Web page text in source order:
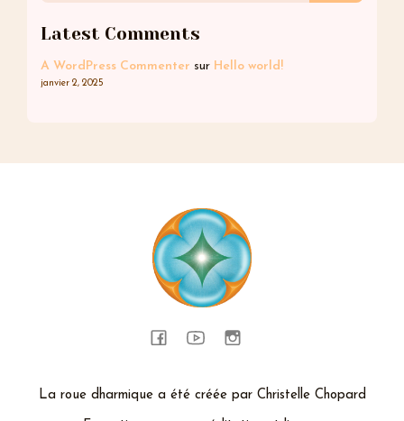
Latest Comments
A WordPress Commenter sur Hello world!
janvier 2, 2025
La roue dharmique a été créée par Christelle Chopard